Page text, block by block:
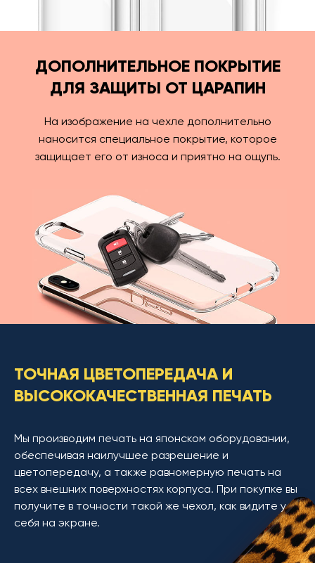
ДОПОЛНИТЕЛЬНОЕ ПОКРЫТИЕ
ДЛЯ ЗАЩИТЫ ОТ ЦАРАПИН
На изображение на чехле дополнительно
наносится специальное покрытие, которое
защищает его от износа и приятно на ощупь.
ТОЧНАЯ ЦВЕТОПЕРЕДАЧА И
ВЫСОКОКАЧЕСТВЕННАЯ ПЕЧАТЬ
Мы производим печать на японском оборудовании,
обеспечивая наилучшее разрешение и
цветопередачу, а также равномерную печать на
всех внешних поверхностях корпуса. При покупке вы
получите в точности такой же чехол, как видите у
себя на экране.